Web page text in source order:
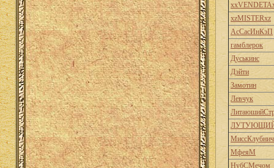
xzMISTERxz
АсСасИнКэП
гамблерок
Дуськинс
Дэйти
Замотин
Левчук
МфеяМ
НубСМечом